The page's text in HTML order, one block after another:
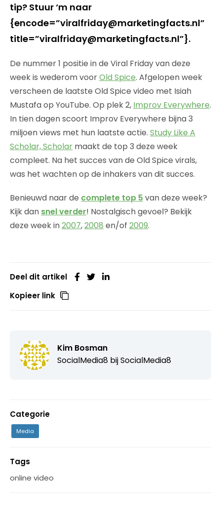
tip? Stuur ‘m naar
{encode=”viralfriday@marketingfacts.nl”
title=”viralfriday@marketingfacts.nl”}.
De nummer 1 positie in de Viral Friday van deze
week is wederom voorOld Spice. Afgelopen week
verscheen de laatste Old Spice video met Isiah
Mustafa op YouTube. Op plek 2, Improv Everywhere.
In tien dagen scoort Improv Everywhere bijna 3
miljoen views met hun laatste actie. Study Like A
Scholar, Scholar maakt de top 3 deze week
compleet. Na het succes van de Old Spice virals,
was het wachten op de inhakers van dit succes.
Benieuwd naar de complete top 5 van deze week?
Kijk dan snel verder! Nostalgisch gevoel? Bekijk
deze week in2007,2008 en/of 2009.
Deel dit artikel
Kopieer link
Kim Bosman
SocialMedia8 bijSocialMedia8
Categorie
Media
Tags
online video